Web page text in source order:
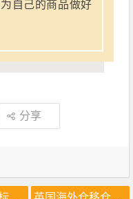
自己的商品做好
分享